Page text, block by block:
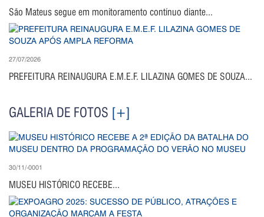
São Mateus segue em monitoramento contínuo diante...
27/07/2026
PREFEITURA REINAUGURA E.M.E.F. LILAZINA GOMES DE SOUZA...
GALERIA DE FOTOS [+]
30/11/-0001
MUSEU HISTÓRICO RECEBE...